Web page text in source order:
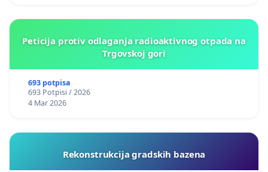
Peticija protiv odlaganja radioaktivnog otpada na
Trgovskoj gori
693 potpisa
693 Potpisi / 2026
4 Mar 2026
Rekonstrukcija gradskih bazena